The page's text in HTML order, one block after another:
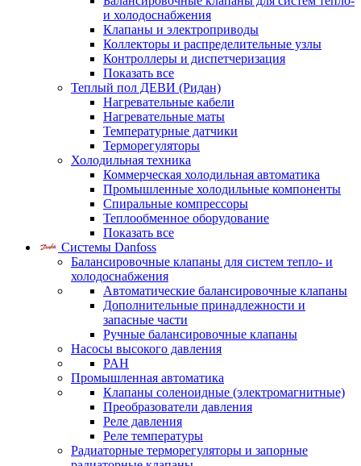
и холодоснабжения
Клапаны и электроприводы
Коллекторы и распределительные узлы
Контроллеры и диспетчеризация
Показать все
Теплый пол ДЕВИ (Ридан)
Нагревательные кабели
Нагревательные маты
Температурные датчики
Терморегуляторы
Холодильная техника
Коммерческая холодильная автоматика
Промышленные холодильные компоненты
Спиральные компрессоры
Теплообменное оборудование
Показать все
Системы Danfoss
Балансировочные клапаны для систем тепло- и
холодоснабжения
Автоматические балансировочные клапаны
Дополнительные принадлежности и
запасные части
Ручные балансировочные клапаны
Насосы высокого давления
PAH
Промышленная автоматика
Клапаны соленоидные (электромагнитные)
Преобразователи давления
Реле давления
Реле температуры
Радиаторные терморегуляторы и запорные